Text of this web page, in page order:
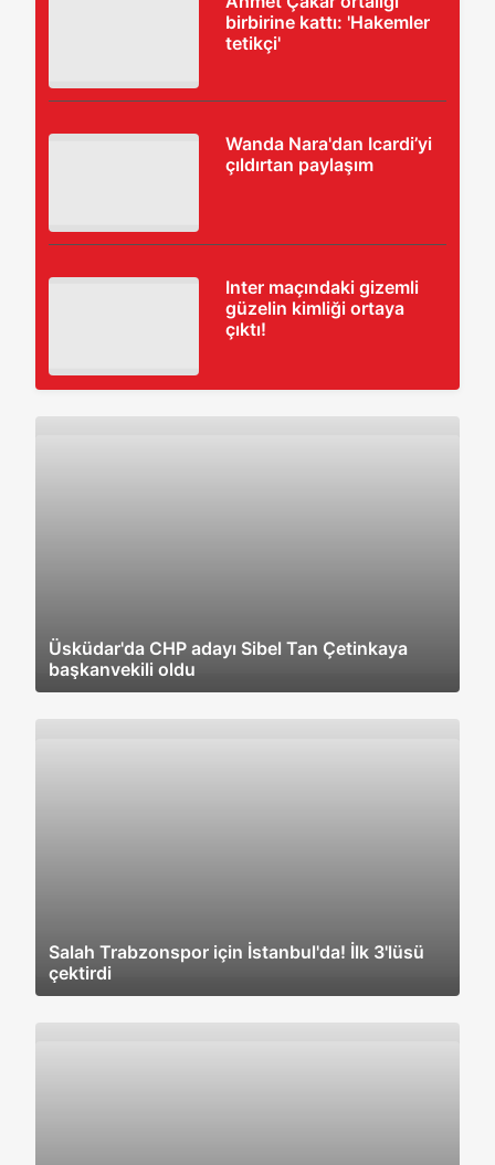
birbirine kattı: 'Hakemler
tetikçi'
Wanda Nara'dan Icardi’yi
çıldırtan paylaşım
Inter maçındaki gizemli
güzelin kimliği ortaya
çıktı!
Üsküdar'da CHP adayı Sibel Tan Çetinkaya
başkanvekili oldu
Salah Trabzonspor için İstanbul'da! İlk 3'lüsü
çektirdi